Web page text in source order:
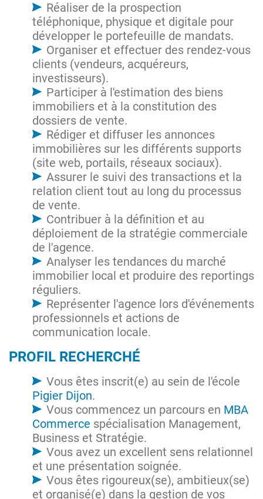
Réaliser de la prospection
téléphonique, physique et digitale pour
développer le portefeuille de mandats.
Organiser et effectuer des rendez-vous
clients (vendeurs, acquéreurs,
investisseurs).
Participer à l'estimation des biens
immobiliers et à la constitution des
dossiers de vente.
Rédiger et diffuser les annonces
immobilières sur les différents supports
(site web, portails, réseaux sociaux).
Assurer le suivi des transactions et la
relation client tout au long du processus
de vente.
Contribuer à la définition et au
déploiement de la stratégie commerciale
de l'agence.
Analyser les tendances du marché
immobilier local et produire des reportings
réguliers.
Représenter l'agence lors d'événements
professionnels et actions de
communication locale.
PROFIL RECHERCHÉ
Vous êtes inscrit(e) au sein de l'école
Pigier Dijon.
Vous commencez un parcours en MBA
Commerce spécialisation Management,
Business et Stratégie.
Vous avez un excellent sens relationnel
et une présentation soignée.
Vous êtes rigoureux(se), ambitieux(se)
et organisé(e) dans la gestion de vos